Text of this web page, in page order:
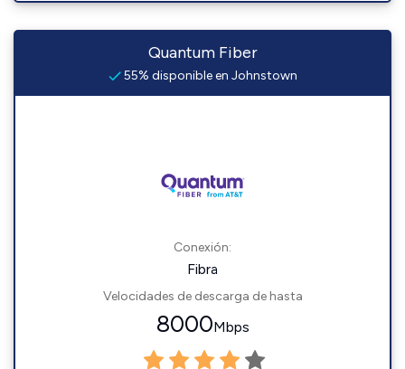
Quantum Fiber
55% disponible en Johnstown
Conexión:
Fibra
Velocidades de descarga de hasta
8000Mbps